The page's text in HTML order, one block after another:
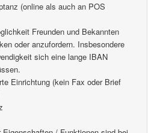
(online als auch an POS
Freunden und Bekannten
oder anzufordern. Insbesondere
sich eine lange IBAN
Einrichtung (kein Fax oder Brief